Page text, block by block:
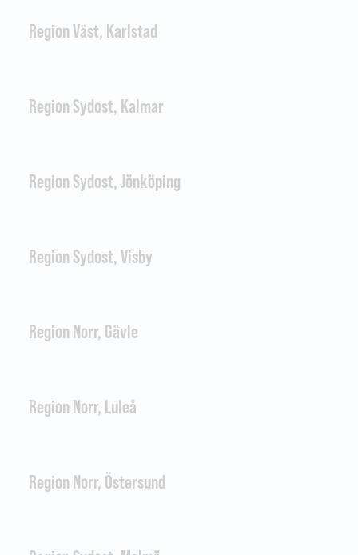
Region Väst, Karlstad
Region Sydost, Kalmar
Region Sydost, Jönköping
Region Sydost, Visby
Region Norr, Gävle
Region Norr, Luleå
Region Norr, Östersund